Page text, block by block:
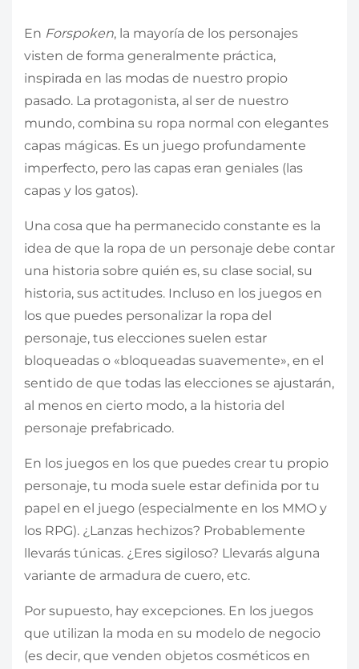
En Forspoken, la mayoría de los personajes
visten de forma generalmente práctica,
inspirada en las modas de nuestro propio
pasado. La protagonista, al ser de nuestro
mundo, combina su ropa normal con elegantes
capas mágicas. Es un juego profundamente
imperfecto, pero las capas eran geniales (las
capas y los gatos).
Una cosa que ha permanecido constante es la
idea de que la ropa de un personaje debe contar
una historia sobre quién es, su clase social, su
historia, sus actitudes. Incluso en los juegos en
los que puedes personalizar la ropa del
personaje, tus elecciones suelen estar
bloqueadas o «bloqueadas suavemente», en el
sentido de que todas las elecciones se ajustarán,
al menos en cierto modo, a la historia del
personaje prefabricado.
En los juegos en los que puedes crear tu propio
personaje, tu moda suele estar definida por tu
papel en el juego (especialmente en los MMO y
los RPG). ¿Lanzas hechizos? Probablemente
llevarás túnicas. ¿Eres sigiloso? Llevarás alguna
variante de armadura de cuero, etc.
Por supuesto, hay excepciones. En los juegos
que utilizan la moda en su modelo de negocio
(es decir, que venden objetos cosméticos en